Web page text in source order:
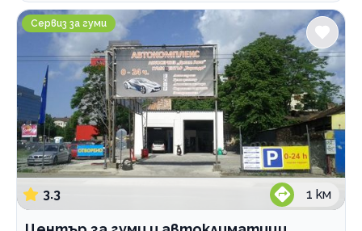
Център за гуми и автоклиматици Торнадо С7
Сервиз за гуми
3.3 1 км